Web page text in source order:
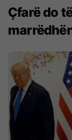
Çfarë do